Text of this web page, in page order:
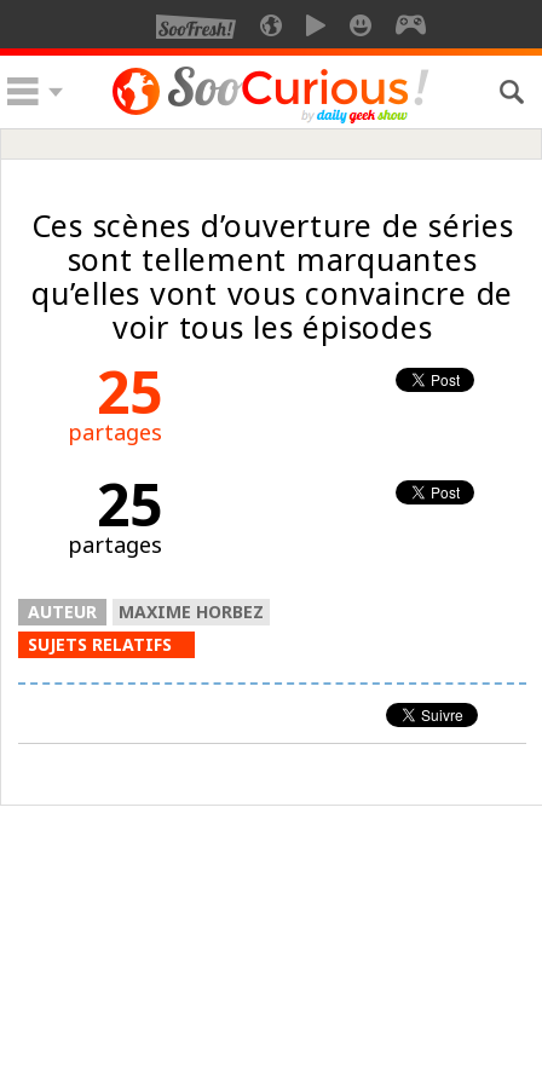
Ces scènes d’ouverture de séries
sont tellement marquantes
qu’elles vont vous convaincre de
voir tous les épisodes
25
partages
25
partages
AUTEUR
MAXIME HORBEZ
SUJETS RELATIFS